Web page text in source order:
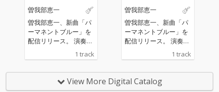
台に、旅する男のブル
ースを紡いだ短編小説
のような1曲となって
いる。マスタリングは
さらにはエンジニアと
台に、旅する男のブル
ースを紡いだ短編小説
のような1曲となって
いる。マスタリングは
さらにはエンジニアと
曽我部恵一
曽我部恵一、新曲「パ
ーマネントブルー」を
配信リリース。 演奏、
クス、マスタリング、
至るまですべて曽我部
が手がけた楽曲。まる
1 track
曽我部恵一
曽我部恵一、新曲「パ
ーマネントブルー」を
配信リリース。 演奏、
レコーディング、ミッ
クス、マスタリング、
至るまですべて曽我部
が手がけた楽曲。まる
1 track
View More Digital Catalog